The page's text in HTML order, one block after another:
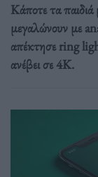
Κάποτε τα
μεγαλώνουν με
απέκτησε ring
ανέβει σε 4K.